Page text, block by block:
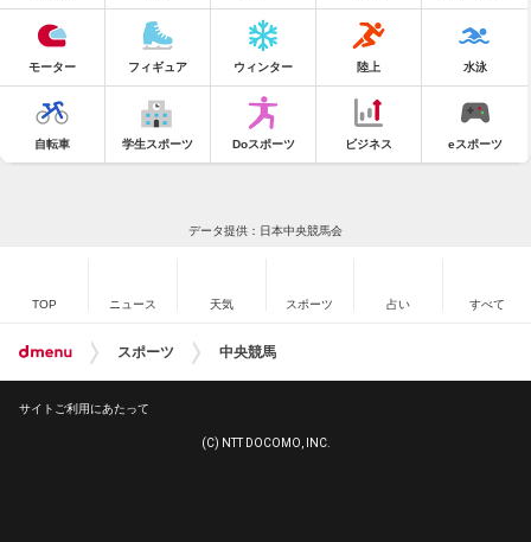
モーター フィギュア ウィンター 陸上 水泳
自転車 学生スポーツ Doスポーツ ビジネス eスポーツ
データ提供：日本中央競馬会
TOP ニュース 天気 スポーツ 占い すべて
スポーツ 中央競馬
サイトご利用にあたって
(C) NTT DOCOMO, INC.